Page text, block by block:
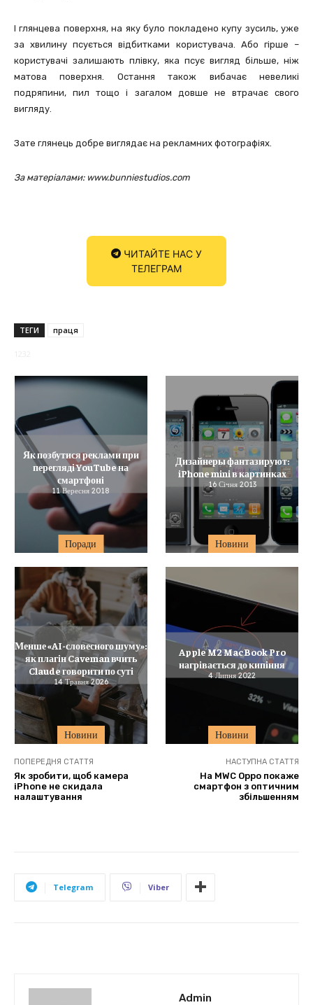
І глянцева поверхня, на яку було покладено купу зусиль, уже
за хвилину псується відбитками користувача. Або гірше –
користувачі залишають плівку, яка псує вигляд більше, ніж
матова поверхня. Остання також вибачає невеликі
подряпини, пил тощо і загалом довше не втрачає свого
вигляду.
Зате глянець добре виглядає на рекламних фотографіях.
За матеріалами: www.bunniestudios.com
ЧИТАЙТЕ НАС У
ТЕЛЕГРАМ
ТЕГИ праця
Поради
Як позбутися реклами при
перегляді YouTube на
смартфоні
11 Вересня 2018
Новини
Дизайнеры фантазируют:
iPhone mini в картинках
16 Січня 2013
Новини
Менше «AI-словесного шуму»:
як плагін Caveman вчить
Claude говорити по суті
14 Травня 2026
Новини
Apple M2 MacBook Pro
нагрівається до кипіння
4 Липня 2022
ПОПЕРЕДНЯ СТАТТЯ
Як зробити, щоб камера
iPhone не скидала
налаштування
НАСТУПНА СТАТТЯ
На MWC Oppo покаже
смартфон з оптичним
збільшенням
Telegram Viber
Admin